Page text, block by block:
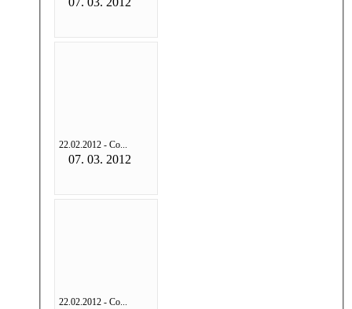
22.02.2012 - Со...
07. 03. 2012
22.02.2012 - Со...